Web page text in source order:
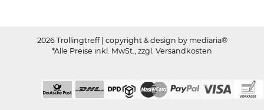
2026 Trollingtreff | copyright & design by mediaria®
*Alle Preise inkl. MwSt., zzgl. Versandkosten